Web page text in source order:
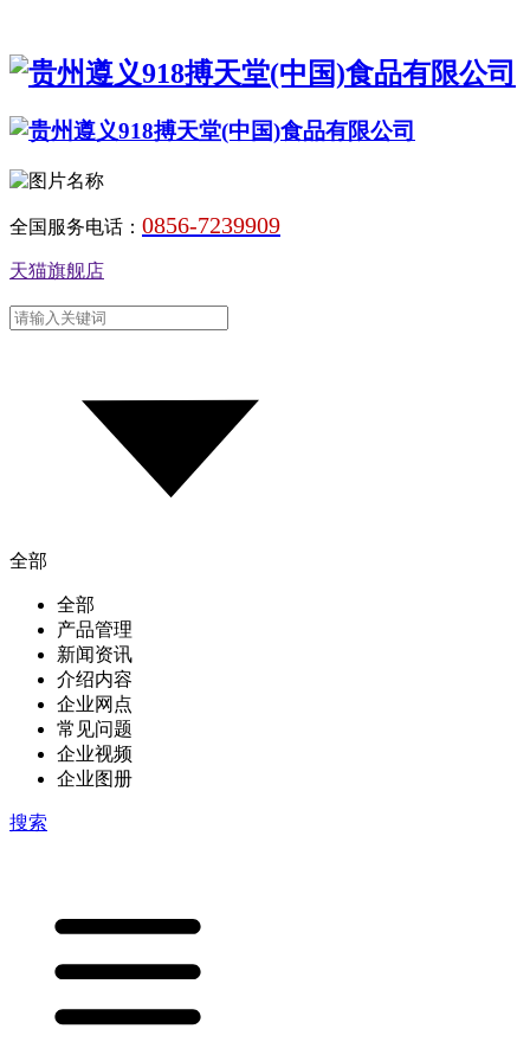
全国服务电话： 0856-7239909
天猫旗舰店
全部
全部
产品管理
新闻资讯
介绍内容
企业网点
常见问题
企业视频
企业图册
搜索